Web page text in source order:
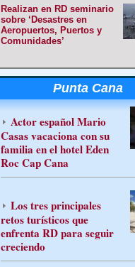
Realizan en RD seminario
sobre ‘Desastres en
Aeropuertos, Puertos y
Comunidades’
Punta Cana
Actor español Mario
Casas vacaciona con su
familia en el hotel Eden
Roc Cap Cana
Los tres principales
retos turísticos que
enfrenta RD para seguir
creciendo